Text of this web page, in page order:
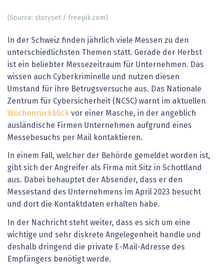
(Source: storyset / freepik.com)
In der Schweiz finden jährlich viele Messen zu den
unterschiedlichsten Themen statt. Gerade der Herbst
ist ein beliebter Messezeitraum für Unternehmen. Das
wissen auch Cyberkriminelle und nutzen diesen
Umstand für ihre Betrugsversuche aus. Das Nationale
Zentrum für Cybersicherheit (NCSC) warnt im aktuellen
Wochenrückblick vor einer Masche, in der angeblich
ausländische Firmen Unternehmen aufgrund eines
Messebesuchs per Mail kontaktieren.
In einem Fall, welcher der Behörde gemeldet worden ist,
gibt sich der Angreifer als Firma mit Sitz in Schottland
aus. Dabei behauptet der Absender, dass er den
Messestand des Unternehmens im April 2023 besucht
und dort die Kontaktdaten erhalten habe.
In der Nachricht steht weiter, dass es sich um eine
wichtige und sehr diskrete Angelegenheit handle und
deshalb dringend die private E-Mail-Adresse des
Empfängers benötigt werde.